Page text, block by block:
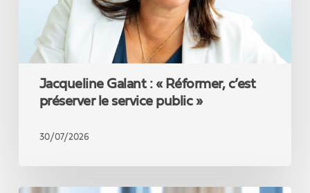
service
public
Jacqueline Galant : « Réformer, c’est
préserver le service public »
30/07/2026